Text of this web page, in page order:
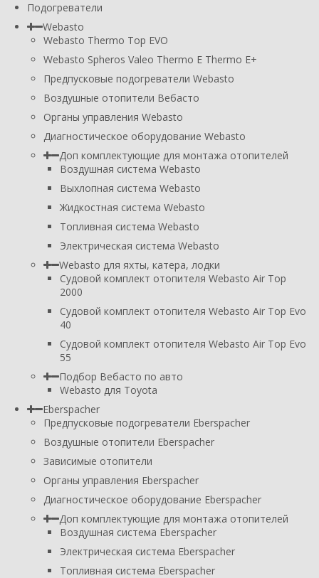
Подогреватели
Webasto
Webasto Thermo Top EVO
Webasto Spheros Valeo Thermo E Thermo E+
Предпусковые подогреватели Webasto
Воздушные отопители Вебасто
Органы управления Webasto
Диагностическое оборудование Webasto
Доп комплектующие для монтажа отопителей
Воздушная система Webasto
Выхлопная система Webasto
Жидкостная система Webasto
Топливная система Webasto
Электрическая система Webasto
Webasto для яхты, катера, лодки
Судовой комплект отопителя Webasto Air Top
2000
Судовой комплект отопителя Webasto Air Top Evo
40
Судовой комплект отопителя Webasto Air Top Evo
55
Подбор Вебасто по авто
Webasto для Toyota
Eberspacher
Предпусковые подогреватели Eberspacher
Воздушные отопители Eberspacher
Зависимые отопители
Органы управления Eberspacher
Диагностическое оборудование Eberspacher
Доп комплектующие для монтажа отопителей
Воздушная система Eberspacher
Электрическая система Eberspacher
Топливная система Eberspacher